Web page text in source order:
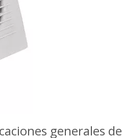
generales